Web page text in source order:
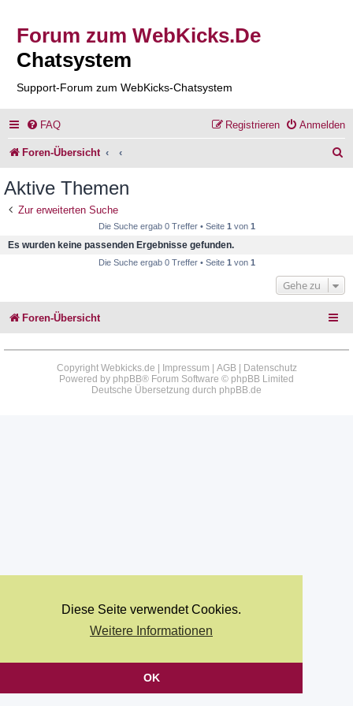
Diese Seite verwendet Cookies.
Weitere Informationen
OK
Forum zum WebKicks.De
Chatsystem
Support-Forum zum WebKicks-Chatsystem
FAQ Anmelden
Registrieren
Foren-Übersicht
Aktive Themen
Zur erweiterten Suche
Die Suche ergab 0 Treffer • Seite 1 von 1
Es wurden keine passenden Ergebnisse gefunden.
Die Suche ergab 0 Treffer • Seite 1 von 1
Gehe zu
Foren-Übersicht
Copyright Webkicks.de | Impressum AGB|
Datenschutz
Powered by phpBB® Forum Software © phpBB Limited
Deutsche Übersetzung durch phpBB.de